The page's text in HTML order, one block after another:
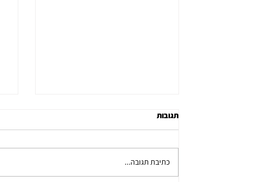
תגובות
כתיבת תגובה...